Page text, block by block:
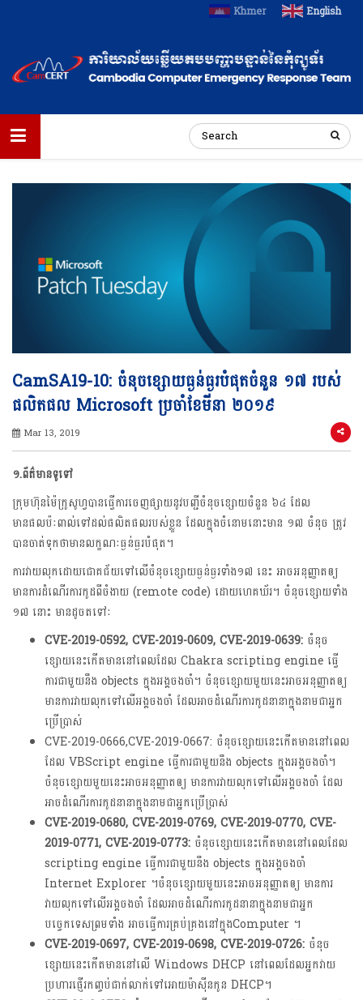
Khmer English
CamSA19-10: ចំនុចខ្សោយធ្ងន់ធ្ងរបំផុតចំនួន ១៧ របស់
ផលិតផល Microsoft ប្រចាំខែមីនា ២០១៩
Mar 13, 2019
១.ព័ត៌មានទូទៅ
ក្រុមហ៊ុនម៉ៃក្រូសូហ្វបានធ្វើការចេញផ្សាយនូវបញ្ជីចំនុចខ្សោយចំនួន ៦៤ ដែល
មានផលប៉ៈពាល់ទៅដល់ផលិតផលរបស់ខ្លួន ដែលក្នុងចំនោមនោះមាន ១៧ ចំនុច ត្រូវ
បានចាត់ទុកថាមានលក្ខណៈធ្ងន់ធ្ងរបំផុត។
ការវាយលុកដោយជោគជ័យទៅលើចំនុចខ្សោយធ្ងន់ធ្ងរទាំង១៧ នេះ អាចអនុញ្ញាតឲ្យ
មានការដំណើរការកូដពីចំងាយ (remote code) ដោយហេគឃ័រ។ ចំនុចខ្សោយទាំង
១៧ នោះ មានដូចតទៅៈ
CVE-2019-0592, CVE-2019-0609, CVE-2019-0639: ចំនុច
ខ្សោយនេះកើតមាននៅពេលដែល Chakra scripting engine ធ្វើ
ការជាមួយនឹង objects ក្នុងអង្គចងចាំ។ ចំនុចខ្សោយមួយនេះអាចអនុញ្ញាតឲ្យ
មានការវាយលុកទៅលើអង្គចងចាំ ដែលអាចដំណើរការកូដនានាក្នុងនាមជាអ្នក
ប្រើប្រាស់
CVE-2019-0666,CVE-2019-0667: ចំនុចខ្សោយនេះកើតមាននៅពេល
ដែល VBScript engine ធ្វើការជាមួយនឹង objects ក្នុងអង្គចងចាំ។
ចំនុចខ្សោយមួយនេះអាចអនុញ្ញាតឲ្យ មានការវាយលុកទៅលើអង្គចងចាំ ដែល
អាចដំណើរការកូដនានាក្នុងនាមជាអ្នកប្រើប្រាស់
CVE-2019-0680, CVE-2019-0769, CVE-2019-0770, CVE-
2019-0771, CVE-2019-0773: ចំនុចខ្សោយនេះកើតមាននៅពេលដែល
scripting engine ធ្វើការជាមួយនឹង objects ក្នុងអង្គចងចាំ
Internet Explorer ។ចំនុចខ្សោយមួយនេះអាចអនុញ្ញាតឲ្យ មានការ
វាយលុកទៅលើអង្គចងចាំ ដែលអាចដំណើរការកូដនានាក្នុងនាមជាអ្នក
បច្ចេកទេសព្រមទាំង អាចធ្វើការគ្រប់គ្រងនៅក្នុងComputer ។
CVE-2019-0697, CVE-2019-0698, CVE-2019-0726: ចំនុច
ខ្សោយនេះកើតមាននៅលើ Windows DHCP នៅពេលដែលអ្នកវាយ
ប្រហារផ្ញើរ​កញ្ចប់ជាក់លាក់ទៅអោយម៉ាស៊ីនកូន DHCP។